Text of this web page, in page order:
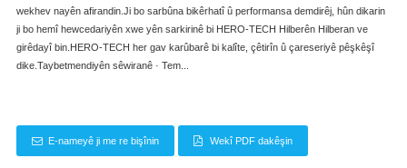
wekhev nayên afirandin.Ji bo sarbûna bikêrhatî û performansa demdirêj, hûn dikarin
ji bo hemî hewcedariyên xwe yên sarkirinê bi HERO-TECH Hilberên Hilberan ve
girêdayî bin.HERO-TECH her gav karûbarê bi kalîte, çêtirîn û çareseriyê pêşkêşî
dike.Taybetmendiyên sêwiranê · Tem...
E-nameyê ji me re bişînin Wekî PDF dakêşin